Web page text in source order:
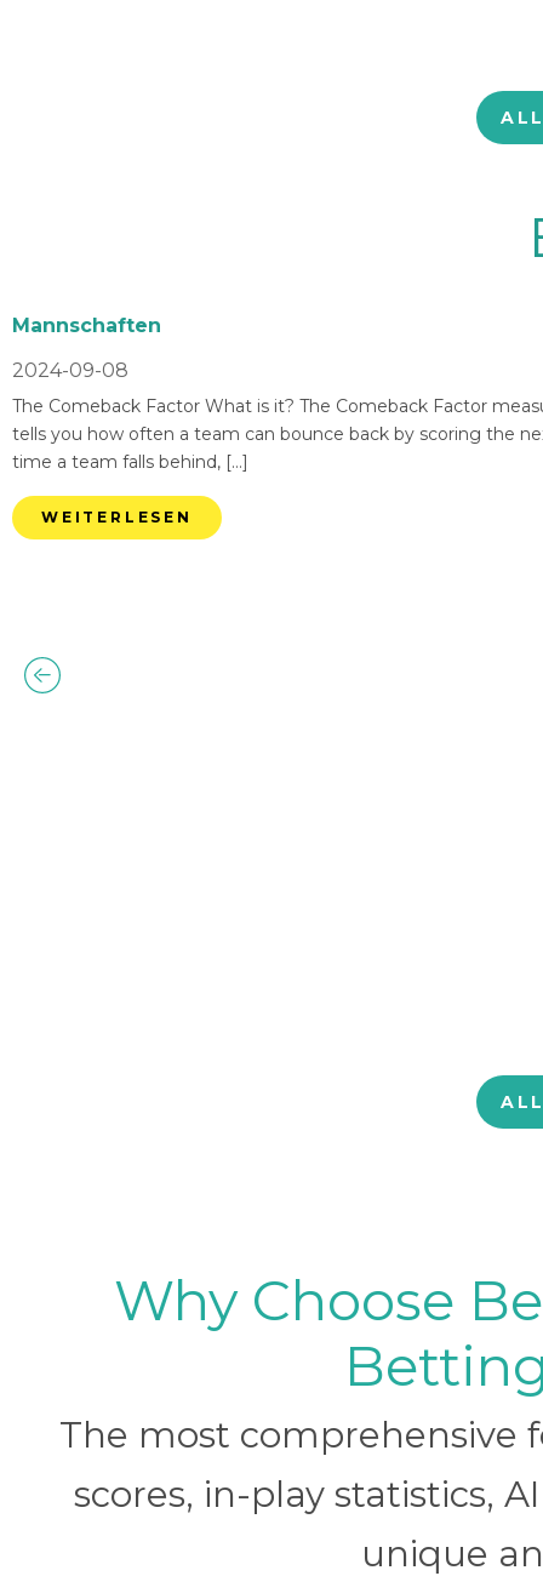
Mannschaften
2024-09-08
The Comeback Factor What is it? The Comeback Factor
tells you how often a team can bounce back by scoring the
time a team falls behind, […]
WEITERLESEN
Why Choose
The most
scores, in-play statistics,
unique